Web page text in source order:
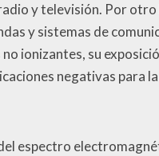
y televisión. Por
y sistemas de
ionizantes, su
negativas para
espectro